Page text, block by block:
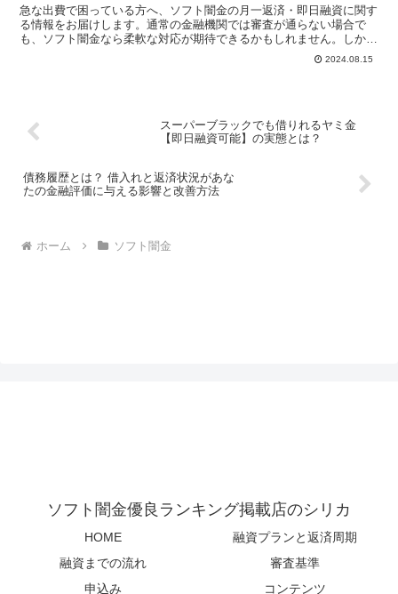
急な出費で困っている方へ、ソフト闇金の月一返済・即日融資に関す
る情報をお届けします。通常の金融機関では審査が通らない場合で
も、ソフト闇金なら柔軟な対応が期待できるかもしれません。しか
し、闇金との取引には十分な注意が必要です。そこで本記事では...
2024.08.15
スーパーブラックでも借りれるヤミ金
【即日融資可能】の実態とは？
債務履歴とは？ 借入れと返済状況があな
たの金融評価に与える影響と改善方法
ホーム ソフト闇金
ソフト闇金優良ランキング掲載店のシリカ
HOME
融資プランと返済周期
融資までの流れ
審査基準
申込み
コンテンツ